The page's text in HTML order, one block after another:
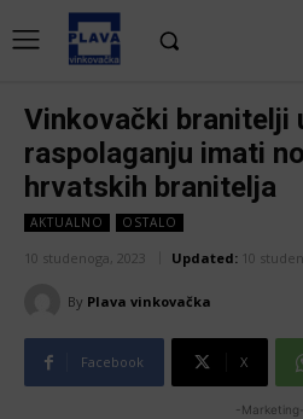
Vinkovački branitelji
raspolaganju imati
hrvatskih branitelja
AKTUALNO OSTALO
10 studenoga, 2023 Updated: 10
By Plava vinkovačka
Facebook X
-Marketing-